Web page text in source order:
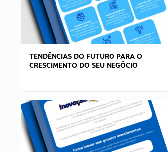
TENDÊNCIAS DO FUTURO PARA O
CRESCIMENTO DO SEU NEGÓCIO